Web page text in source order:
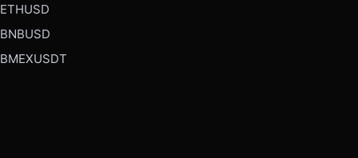
ETHUSD
BNBUSD
BMEXUSDT